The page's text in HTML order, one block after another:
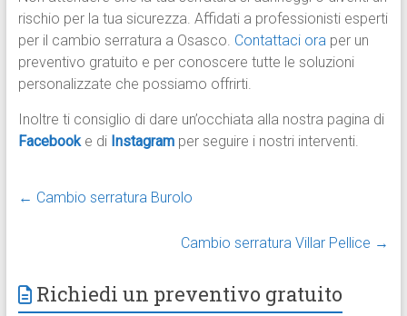
rischio per la tua sicurezza. Affidati a professionisti esperti
per il cambio serratura a Osasco. Contattaci oraper un
preventivo gratuito e per conoscere tutte le soluzioni
personalizzate che possiamo offrirti.
Inoltre ti consiglio di dare un’occhiata alla nostra pagina di
Facebook e di Instagram per seguire i nostri interventi.
← Cambio serratura Burolo
Cambio serratura Villar Pellice →
Richiedi un preventivo gratuito